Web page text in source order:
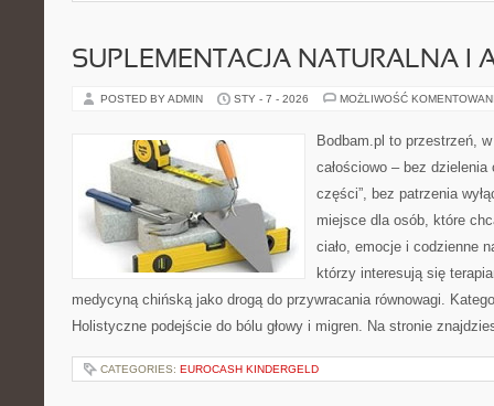
SUPLEMENTACJA NATURALNA I
POSTED BY ADMIN STY - 7 - 2026 MOŻLIWOŚĆ
Bodbam.pl to przestrzeń,
całościowo – bez dzielenia
części”, bez patrzenia
miejsce dla osób, które
ciało, emocje i codzienne
którzy interesują się
medycyną chińską jako drogą do przywracania równowagi.
Holistyczne podejście do bólu głowy i migren. Na stronie
CATEGORIES: EUROCASH KINDERGELD